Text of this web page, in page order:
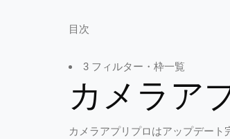
目次
3 フィルター・枠一覧
カメラア
カメラアプリプロはアップデート